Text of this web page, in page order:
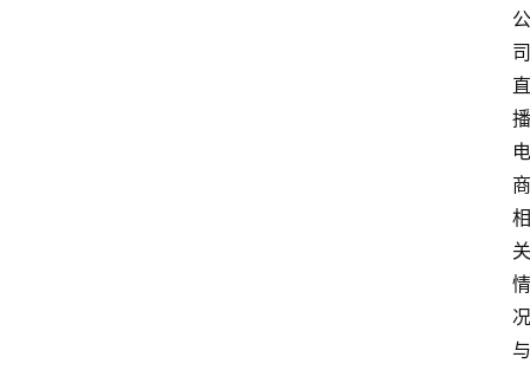
公
司
直
播
电
商
相
关
情
况
与